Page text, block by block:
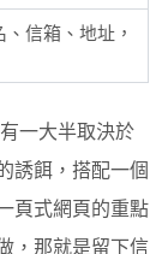
信箱、地址，
一大半取決於
誘餌，搭配一個
頁式網頁的重點
，那就是留下信